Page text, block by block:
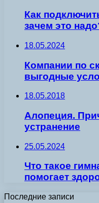
Как
зачем это
18.05.2024
Компании по
выгодные
18.05.2018
Алопеция.
устранение
25.05.2024
Что такое
помогает
Последние записи